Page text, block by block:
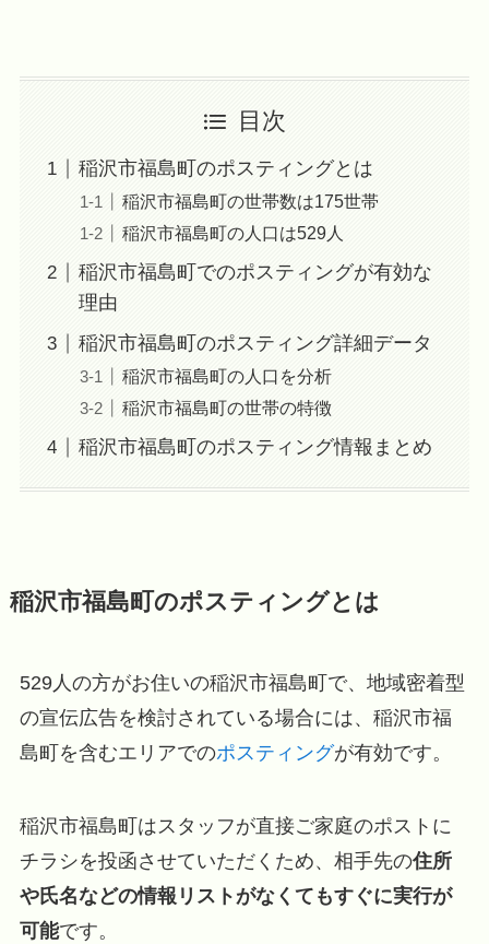
目次
稲沢市福島町のポスティングとは
稲沢市福島町の世帯数は175世帯
稲沢市福島町の人口は529人
稲沢市福島町でのポスティングが有効な
理由
稲沢市福島町のポスティング詳細データ
稲沢市福島町の人口を分析
稲沢市福島町の世帯の特徴
稲沢市福島町のポスティング情報まとめ
稲沢市福島町のポスティングとは
529人の方がお住いの稲沢市福島町で、地域密着型
の宣伝広告を検討されている場合には、稲沢市福
島町を含むエリアでのポスティングが有効です。
稲沢市福島町はスタッフが直接ご家庭のポストに
チラシを投函させていただくため、相手先の住所
や氏名などの情報リストがなくてもすぐに実行が
可能です。